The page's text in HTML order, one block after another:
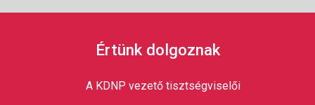
Értünk dolgoznak
A KDNP vezető tisztségviselői